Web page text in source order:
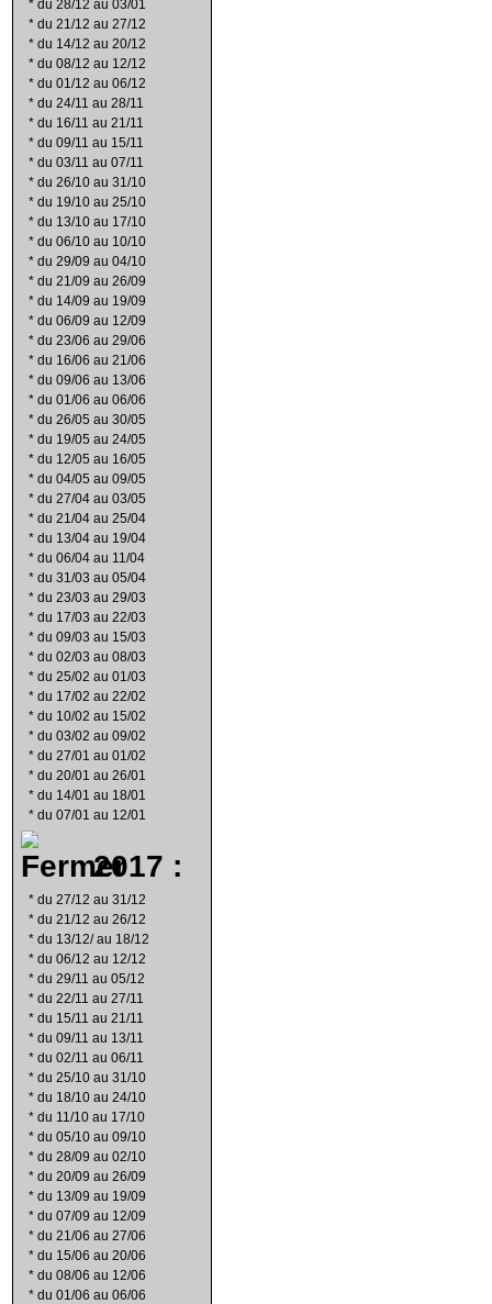
* du 28/12 au 03/01
* du 21/12 au 27/12
* du 14/12 au 20/12
* du 08/12 au 12/12
* du 01/12 au 06/12
* du 24/11 au 28/11
* du 16/11 au 21/11
* du 09/11 au 15/11
* du 03/11 au 07/11
* du 26/10 au 31/10
* du 19/10 au 25/10
* du 13/10 au 17/10
* du 06/10 au 10/10
* du 29/09 au 04/10
* du 21/09 au 26/09
* du 14/09 au 19/09
* du 06/09 au 12/09
* du 23/06 au 29/06
* du 16/06 au 21/06
* du 09/06 au 13/06
* du 01/06 au 06/06
* du 26/05 au 30/05
* du 19/05 au 24/05
* du 12/05 au 16/05
* du 04/05 au 09/05
* du 27/04 au 03/05
* du 21/04 au 25/04
* du 13/04 au 19/04
* du 06/04 au 11/04
* du 31/03 au 05/04
* du 23/03 au 29/03
* du 17/03 au 22/03
* du 09/03 au 15/03
* du 02/03 au 08/03
* du 25/02 au 01/03
* du 17/02 au 22/02
* du 10/02 au 15/02
* du 03/02 au 09/02
* du 27/01 au 01/02
* du 20/01 au 26/01
* du 14/01 au 18/01
* du 07/01 au 12/01
2017 :
* du 27/12 au 31/12
* du 21/12 au 26/12
* du 13/12/ au 18/12
* du 06/12 au 12/12
* du 29/11 au 05/12
* du 22/11 au 27/11
* du 15/11 au 21/11
* du 09/11 au 13/11
* du 02/11 au 06/11
* du 25/10 au 31/10
* du 18/10 au 24/10
* du 11/10 au 17/10
* du 05/10 au 09/10
* du 28/09 au 02/10
* du 20/09 au 26/09
* du 13/09 au 19/09
* du 07/09 au 12/09
* du 21/06 au 27/06
* du 15/06 au 20/06
* du 08/06 au 12/06
* du 01/06 au 06/06